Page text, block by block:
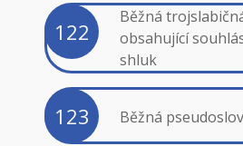
122
Běžná
obsahující
shluk
123 Běžná